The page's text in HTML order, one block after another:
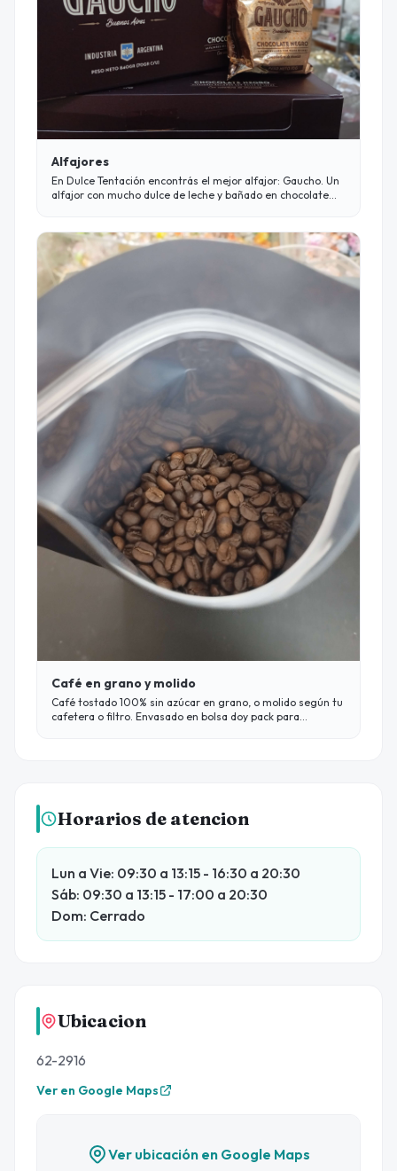
Alfajores
En Dulce Tentación encontrás el mejor alfajor: Gaucho. Un
alfajor con mucho dulce de leche y bañado en chocolate
Trishot, Chocotorta, Fantoche, Fulbito, Guaymallén,
Pescado Raúl, Rasta, Gula, Marcelo, Vimar y muchos más.
Café en grano y molido
Café tostado 100% sin azúcar en grano, o molido según tu
cafetera o filtro. Envasado en bolsa doy pack para
Horarios de atencion
Lun a Vie: 09:30 a 13:15 - 16:30 a 20:30
Sáb: 09:30 a 13:15 - 17:00 a 20:30
Dom: Cerrado
Ubicacion
62-2916
Ver en Google Maps
Ver ubicación en Google Maps